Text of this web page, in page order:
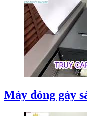
Máy đóng gáy